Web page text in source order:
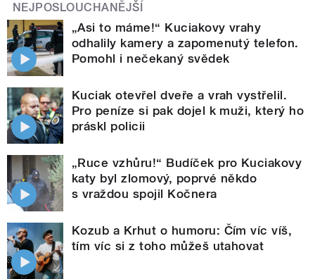
NEJPOSLOUCHANĚJŠÍ
„Asi to máme!“ Kuciakovy vrahy
odhalily kamery a zapomenutý telefon.
Pomohl i nečekaný svědek
Kuciak otevřel dveře a vrah vystřelil.
Pro peníze si pak dojel k muži, který ho
práskl policii
„Ruce vzhůru!“ Budíček pro Kuciakovy
katy byl zlomový, poprvé někdo
s vraždou spojil Kočnera
Kozub a Krhut o humoru: Čím víc víš,
tím víc si z toho můžeš utahovat